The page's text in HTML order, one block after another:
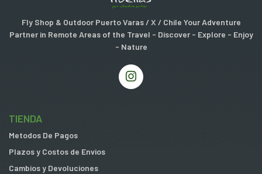
Fly Shop & Outdoor Puerto Varas / X / Chile Your Adventure
Partner in Remote Areas of the Travel - Discover - Explore - Enjoy
- Nature
TIENDA
Metodos De Pagos
Plazos y Costos de Envios
Cambios y Devoluciones